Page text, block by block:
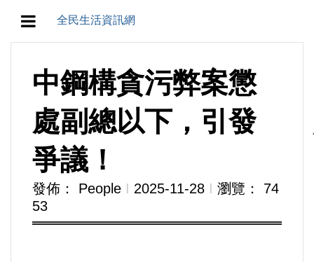
全民生活資訊網
教育/五育/五創
人生/生存/生活
產業/經濟
政治/政黨
中鋼構貪污弊案懲
處副總以下，引發
爭議！
發佈： People Ι 2025-11-28 Ι 瀏覽： 74
53